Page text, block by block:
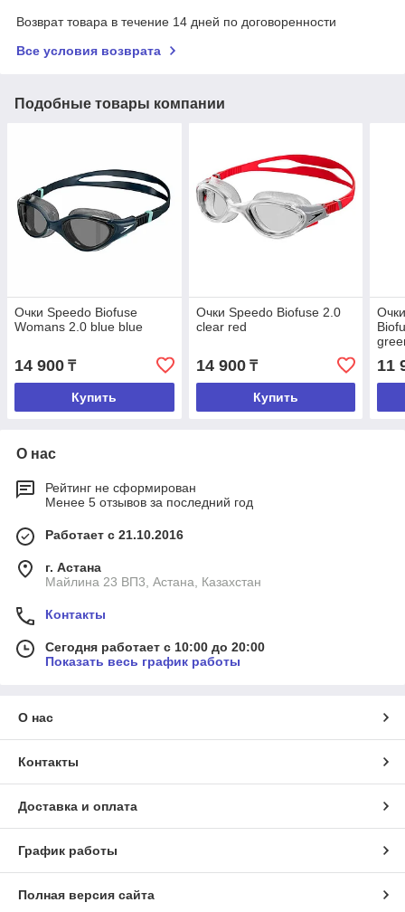
Возврат товара в течение 14 дней по договоренности
Все условия возврата
Подобные товары компании
Очки Speedo Biofuse
Womans 2.0 blue blue
14 900 ₸
Купить
Очки Speedo Biofuse 2.0
clear red
14 900₸
Купить
11
О нас
Рейтинг не сформирован
Менее 5 отзывов за последний год
Работает с 21.10.2016
г. Астана
Майлина 23 ВП3, Астана, Казахстан
Контакты
Сегодня работает с 10:00 до 20:00
Показать весь график работы
О нас
Контакты
Доставка и оплата
График работы
Полная версия сайта